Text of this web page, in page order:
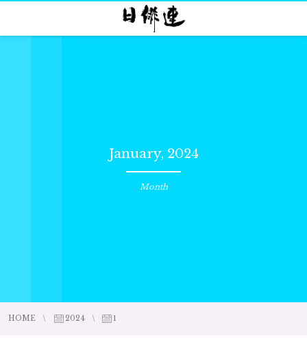
January, 2024
Month
HOME 2024 1